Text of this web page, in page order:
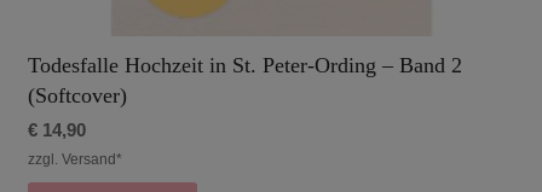
Todesfalle Hochzeit in St. Peter-Ording – Band 2
(Softcover)
€14,90
zzgl. Versand*